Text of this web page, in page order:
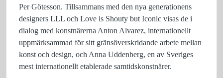
Per Götesson. Tillsammans med den nya generationens
designers LLL och Love is Shouty but Iconic visas de i
dialog med konstnärerna Anton Alvarez, internationellt
uppmärksammad för sitt gränsöverskridande arbete mellan
konst och design, och Anna Uddenberg, en av Sveriges
mest internationellt etablerade samtidskonstnärer.